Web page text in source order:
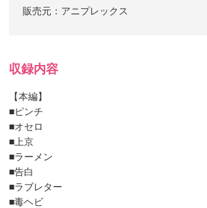
販売元：アニプレックス
収録内容
【本編】
■ピンチ
■オセロ
■上京
■ラーメン
■告白
■ラブレター
■毒ヘビ